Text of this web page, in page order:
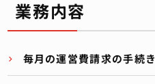
業務内容
毎月の運営費請求の手続き